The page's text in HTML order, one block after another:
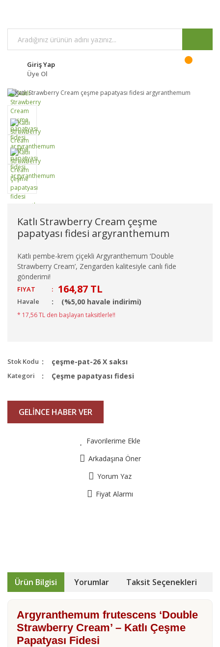
Giriş Yap
Üye Ol
Katlı Strawberry Cream çeşme
papatyası fidesi argyranthemum
Katlı pembe-krem çiçekli Argyranthemum ‘Double
Strawberry Cream’, Zengarden kalitesiyle canlı fide
gönderimi!
FIYAT : 164,87 TL
Havale (%5,00 havale indirimi)
* 17,56 TL den başlayan taksitlerle!!
Stok Kodu çeşme-pat-26 X saksı
Kategori Çeşme papatyası fidesi
GELİNCE HABER VER
Favorilerime Ekle
Arkadaşına Öner
Yorum Yaz
Fiyat Alarmı
Ürün Bilgisi Yorumlar Taksit Seçenekleri
Argyranthemum frutescens ‘Double
Strawberry Cream’ – Katlı Çeşme
Papatyası Fidesi